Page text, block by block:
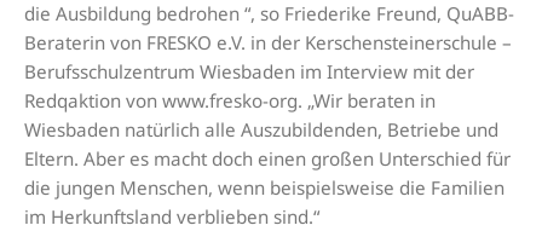
die Ausbildung bedrohen “, so Friederike Freund, QuABB-
Beraterin von FRESKO e.V. in der Kerschensteinerschule –
Berufsschulzentrum Wiesbaden im Interview mit der
Redqaktion von www.fresko-org. „Wir beraten in
Wiesbaden natürlich alle Auszubildenden, Betriebe und
Eltern. Aber es macht doch einen großen Unterschied für
die jungen Menschen, wenn beispielsweise die Familien
im Herkunftsland verblieben sind.“